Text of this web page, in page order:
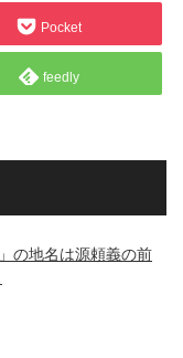
Pocket
feedly
の地名は源頼義の前